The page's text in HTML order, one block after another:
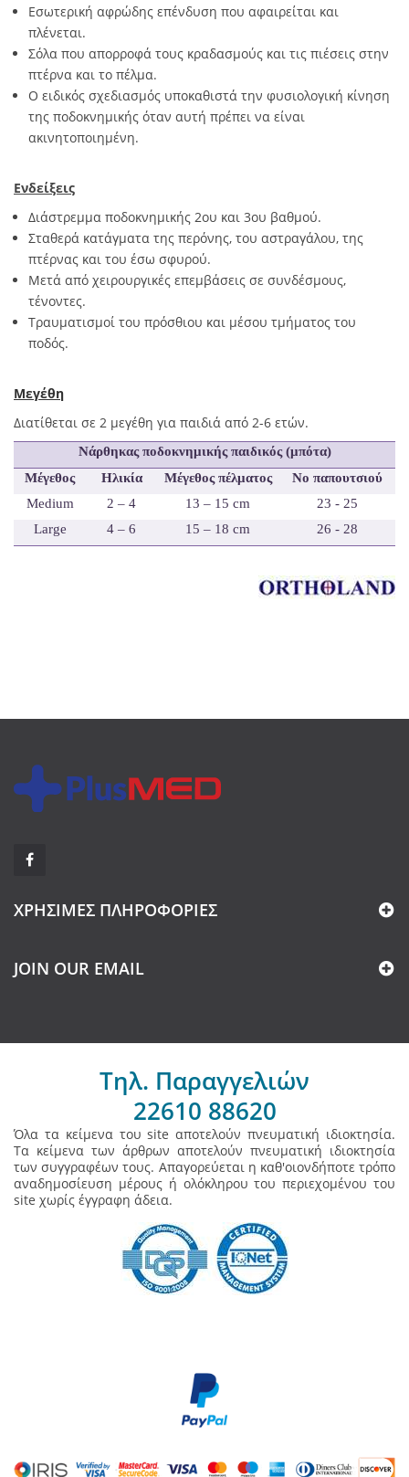
Εσωτερική αφρώδης επένδυση που αφαιρείται και
πλένεται.
Σόλα που απορροφά τους κραδασμούς και τις πιέσεις στην
πτέρνα και το πέλμα.
Ο ειδικός σχεδιασμός υποκαθιστά την φυσιολογική κίνηση
της ποδοκνημικής όταν αυτή πρέπει να είναι
ακινητοποιημένη.
Ενδείξεις
Διάστρεμμα ποδοκνημικής 2ου και 3ου βαθμού.
Σταθερά κατάγματα της περόνης, του αστραγάλου, της
πτέρνας και του έσω σφυρού.
Μετά από χειρουργικές επεμβάσεις σε συνδέσμους,
τένοντες.
Τραυματισμοί του πρόσθιου και μέσου τμήματος του
ποδός.
Μεγέθη
Διατίθεται σε 2 μεγέθη για παιδιά από 2-6 ετών.
Νάρθηκας ποδοκνημικής παιδικός (μπότα)
Μέγεθος
Ηλικία Μέγεθος πέλματος
No παπουτσιού
Medium
2 – 4 13 – 15 cm
23 - 25
Large
4 – 6 15 – 18 cm 26 - 28
ΧΡΉΣΙΜΕΣ ΠΛΗΡΟΦΟΡΊΕΣ
JOIN OUR EMAIL
Τηλ. Παραγγελιών
22610 88620
Όλα τα κείμενα του site αποτελούν πνευματική ιδιοκτησία.
Τα κείμενα των άρθρων αποτελούν πνευματική ιδιοκτησία
των συγγραφέων τους. Απαγορεύεται η καθ'οιονδήποτε τρόπο
αναδημοσίευση μέρους ή ολόκληρου του περιεχομένου του
site χωρίς έγγραφη άδεια.